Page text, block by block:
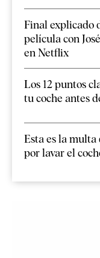
Final explicado
película con
en Netflix
Los 12 puntos
tu coche antes
Esta es la
por lavar el